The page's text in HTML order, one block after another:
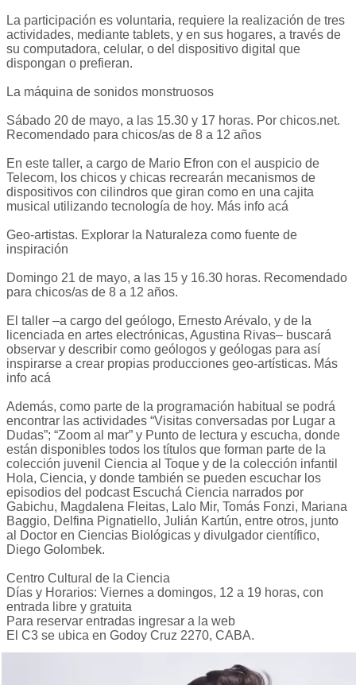
La participación es voluntaria, requiere la realización de tres
actividades, mediante tablets, y en sus hogares, a través de
su computadora, celular, o del dispositivo digital que
dispongan o prefieran.
La máquina de sonidos monstruosos
Sábado 20 de mayo, a las 15.30 y 17 horas. Por chicos.net.
Recomendado para chicos/as de 8 a 12 años
En este taller, a cargo de Mario Efron con el auspicio de
Telecom, los chicos y chicas recrearán mecanismos de
dispositivos con cilindros que giran como en una cajita
musical utilizando tecnología de hoy. Más info acá
Geo-artistas. Explorar la Naturaleza como fuente de
inspiración
Domingo 21 de mayo, a las 15 y 16.30 horas. Recomendado
para chicos/as de 8 a 12 años.
El taller –a cargo del geólogo, Ernesto Arévalo, y de la
licenciada en artes electrónicas, Agustina Rivas– buscará
observar y describir como geólogos y geólogas para así
inspirarse a crear propias producciones geo-artísticas. Más
info acá
Además, como parte de la programación habitual se podrá
encontrar las actividades “Visitas conversadas por Lugar a
Dudas”; “Zoom al mar” y Punto de lectura y escucha, donde
están disponibles todos los títulos que forman parte de la
colección juvenil Ciencia al Toque y de la colección infantil
Hola, Ciencia, y donde también se pueden escuchar los
episodios del podcast Escuchá Ciencia narrados por
Gabichu, Magdalena Fleitas, Lalo Mir, Tomás Fonzi, Mariana
Baggio, Delfina Pignatiello, Julián Kartún, entre otros, junto
al Doctor en Ciencias Biológicas y divulgador científico,
Diego Golombek.
Centro Cultural de la Ciencia
Días y Horarios: Viernes a domingos, 12 a 19 horas, con
entrada libre y gratuita
Para reservar entradas ingresar a la web
El C3 se ubica en Godoy Cruz 2270, CABA.